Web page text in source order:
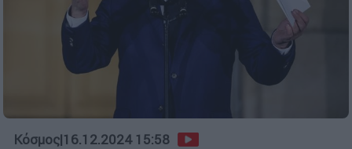
Κόσμος|16.12.2024 15:58